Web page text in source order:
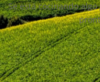
Se está cocinando